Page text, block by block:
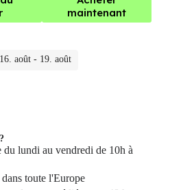
maintenant
août - 19. août
lundi au vendredi de 10h à
toute l'Europe